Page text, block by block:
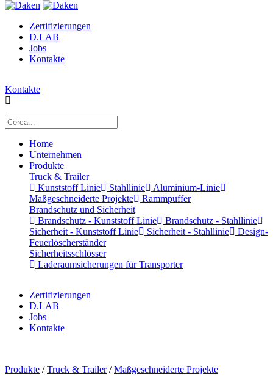
Zertifizierungen
D.LAB
Jobs
Kontakte
Kontakte
Home
Unternehmen
Produkte
Truck & Trailer
Kunststoff Linie
Stahllinie
Aluminium-Linie
Maßgeschneiderte Projekte
Rammpuffer
Brandschutz und Sicherheit
Brandschutz - Kunststoff Linie
Brandschutz - Stahllinie
Sicherheit - Kunststoff Linie
Sicherheit - Stahllinie
Design-
Feuerlöscherständer
Sicherheitsschlösser
Laderaumsicherungen für Transporter
Zertifizierungen
D.LAB
Jobs
Kontakte
Produkte /Truck & Trailer/Maßgeschneiderte Projekte